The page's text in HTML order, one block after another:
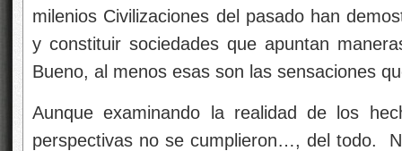
milenios Civilizaciones del pasado han
y constituir sociedades que apuntan
Bueno, al menos esas son las sensaciones
Aunque examinando la realidad de los
perspectivas no se cumplieron…, del todo.